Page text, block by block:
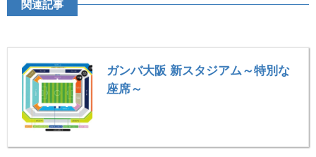
関連記事
ガンバ大阪 新スタジアム～特別な
座席～